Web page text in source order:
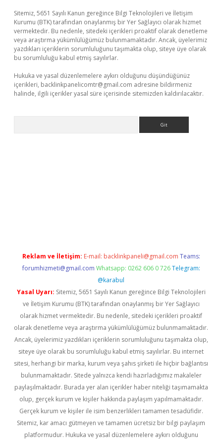
Sitemiz, 5651 Sayılı Kanun gereğince Bilgi Teknolojileri ve İletişim
Kurumu (BTK) tarafından onaylanmış bir Yer Sağlayıcı olarak hizmet
vermektedir. Bu nedenle, sitedeki içerikleri proaktif olarak denetleme
veya araştırma yükümlülüğümüz bulunmamaktadır. Ancak, üyelerimiz
yazdıkları içeriklerin sorumluluğunu taşımakta olup, siteye üye olarak
bu sorumluluğu kabul etmiş sayılırlar.
Hukuka ve yasal düzenlemelere aykırı olduğunu düşündüğünüz
içerikleri, backlinkpanelicomtr@gmail.com adresine bildirmeniz
halinde, ilgili içerikler yasal süre içerisinde sitemizden kaldırılacaktır.
Reklam ve İletişim: E-mail: backlinkpaneli@gmail.com Teams:
forumhizmeti@gmail.com Whatsapp: 0262 606 0 726 Telegram:
@karabul
Yasal Uyarı: Sitemiz, 5651 Sayılı Kanun gereğince Bilgi Teknolojileri
ve İletişim Kurumu (BTK) tarafından onaylanmış bir Yer Sağlayıcı
olarak hizmet vermektedir. Bu nedenle, sitedeki içerikleri proaktif
olarak denetleme veya araştırma yükümlülüğümüz bulunmamaktadır.
Ancak, üyelerimiz yazdıkları içeriklerin sorumluluğunu taşımakta olup,
siteye üye olarak bu sorumluluğu kabul etmiş sayılırlar. Bu internet
sitesi, herhangi bir marka, kurum veya şahıs şirketi ile hiçbir bağlantısı
bulunmamaktadır. Sitede yalnızca kendi hazırladığımız makaleler
paylaşılmaktadır. Burada yer alan içerikler haber niteliği taşımamakta
olup, gerçek kurum ve kişiler hakkında paylaşım yapılmamaktadır.
Gerçek kurum ve kişiler ile isim benzerlikleri tamamen tesadüfidir.
Sitemiz, kar amacı gütmeyen ve tamamen ücretsiz bir bilgi paylaşım
platformudur. Hukuka ve yasal düzenlemelere aykırı olduğunu